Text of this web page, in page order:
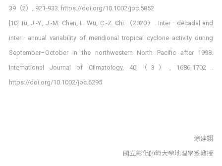
39（2）, 921-933. https://doi.org/10.1002/joc.5852
[10] Tu, J.-Y., J.-M. Chen, L. Wu, C.-Z. Chi （2020）. Inter‐decadal and
inter‐annual variability of meridional tropical cyclone activity during
September–October in the northwestern North Pacific after 1998.
International Journal of Climatology, 40（3）, 1686-1702 .
https://doi.org/10.1002/joc.6295
涂建翊
國立彰化師範大學地理學系教授